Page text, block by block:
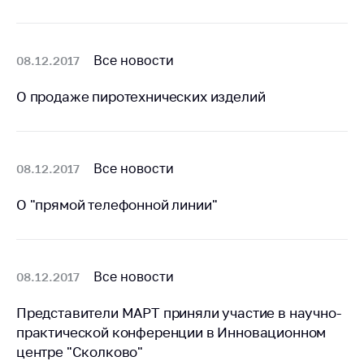
Горячая линия
обращения
Сообщить о росте
медицинские
Адрес и режим
Приемная
Министра
08.12.2017 Все новости
О продаже пиротехнических изделий
08.12.2017 Все новости
О "прямой телефонной линии"
08.12.2017 Все новости
Представители МАРТ приняли участие в научно-
практической конференции в Инновационном
центре "Сколково"